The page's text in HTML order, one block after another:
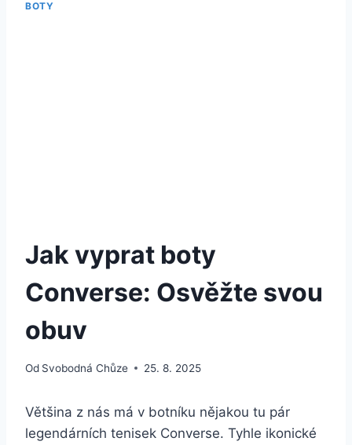
BOTY
Jak vyprat boty
Converse: Osvěžte svou
obuv
Od Svobodná Chůze 25. 8. 2025
Většina z nás má v⁤ botníku nějakou tu pár
‌legendárních tenisek Converse. Tyhle ikonické